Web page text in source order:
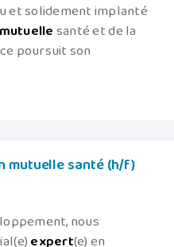
et solidement implanté
mutuellesanté et de la
poursuit son
mutuelle santé (h/f)
nous
expert(e) en